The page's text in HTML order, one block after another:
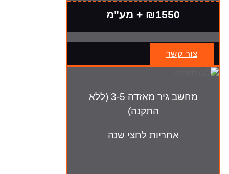
₪1550 + מע"מ
צור קשר
מחשב גיר מאזדה 3-5 (ללא
התקנה)
אחריות לחצי שנה